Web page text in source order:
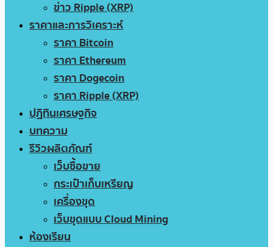
ข่าว Ripple (XRP)
ราคาและการวิเคราะห์
ราคา Bitcoin
ราคา Ethereum
ราคา Dogecoin
ราคา Ripple (XRP)
ปฏิทินเศรษฐกิจ
บทความ
รีวิวผลิตภัณฑ์
เว็บซื้อขาย
กระเป๋าเก็บเหรียญ
เครื่องขุด
เว็บขุดแบบ Cloud Mining
ห้องเรียน